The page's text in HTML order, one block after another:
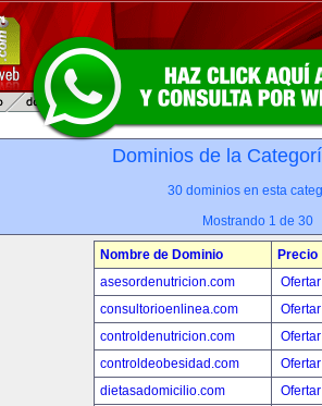
Dominios de la
30 dominios en esta
Mostrando 1 de 30
Nombre de Dominio
Precio
asesordenutricion.com
consultorioenlinea.com
controldenutricion.com
controldeobesidad.com
dietasadomicilio.com